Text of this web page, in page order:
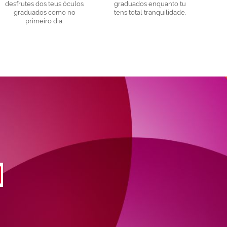
desfrutes dos teus óculos
graduados como no
primeiro dia.
graduados enquanto tu
tens total tranquilidade.